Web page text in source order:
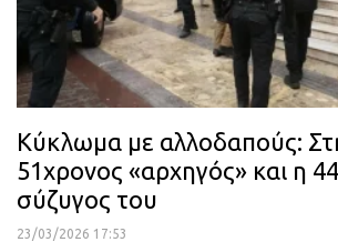
Κύκλωμα με αλλοδαπούς:
51χρονος «αρχηγός» και η
σύζυγος του
23/03/2026 17:53